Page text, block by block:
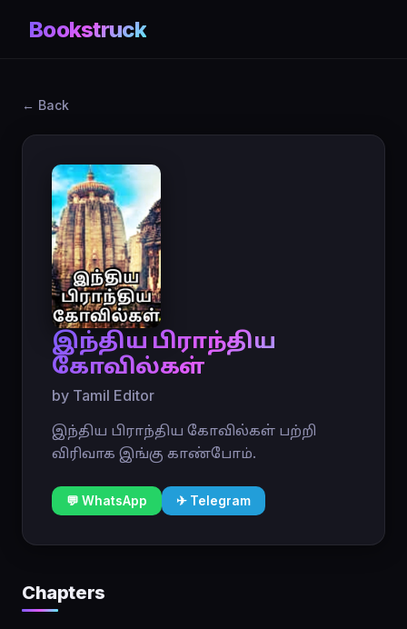
Bookstruck
← Back
இந்திய பிராந்திய
கோவில்கள்
by Tamil Editor
இந்திய பிராந்திய கோவில்கள் பற்றி
விரிவாக இங்கு காண்போம்.
💬 WhatsApp ✈ Telegram
Chapters